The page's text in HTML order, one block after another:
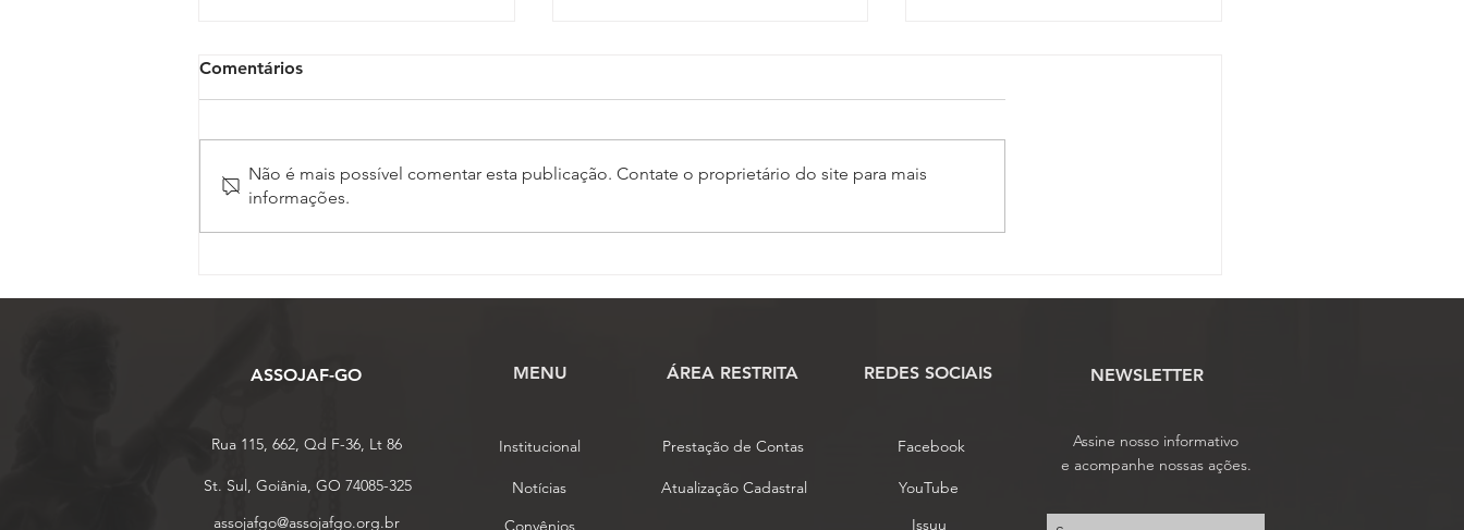
Inscrições para o 17º
Conselho de Representantes
Comissão Científica abre
Comentários
Não é mais possível comentar esta publicação. Contate o proprietário do site para mais
informações.
ASSOJAF-GO MENU ​ÁREA RESTRITA REDES SOCIAIS NEWSLETTER
Rua 115, 662, Qd F-36, Lt 86
St. Sul, Goiânia, GO 74085-325
assojafgo@assojafgo.org.br
Institucional
Notícias
Prestação de Contas
Atualização Cadastral
Convênios
Facebook
YouTube
Issuu
Assine nosso informativo
e acompanhe nossas ações.